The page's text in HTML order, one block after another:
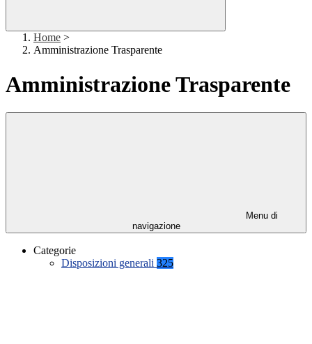
Home >
Amministrazione Trasparente
Amministrazione Trasparente
Menu di
navigazione
Categorie
Disposizioni generali 325